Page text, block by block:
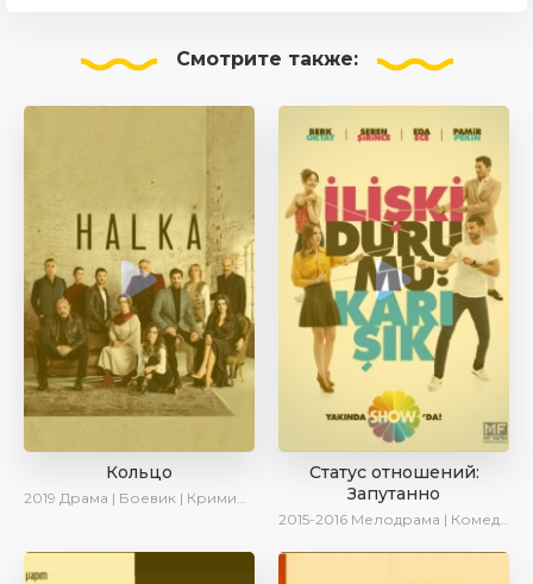
Смотрите также:
Кольцо
2019 Драма | Боевик | Криминал
Статус отношений:
Запутанно
2015-2016 Мелодрама | Комедия